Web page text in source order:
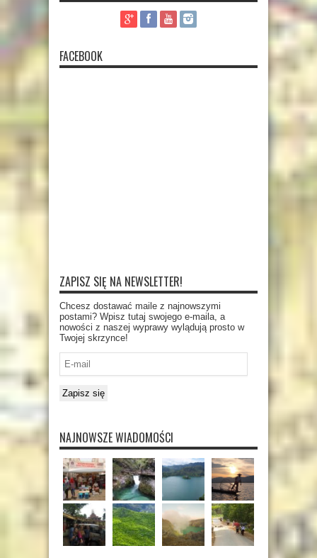
FACEBOOK
ZAPISZ SIĘ NA NEWSLETTER!
Chcesz dostawać maile z najnowszymi
postami? Wpisz tutaj swojego e-maila, a
nowości z naszej wyprawy wylądują prosto w
Twojej skrzynce!
mail
Zapisz się
NAJNOWSZE WIADOMOŚCI